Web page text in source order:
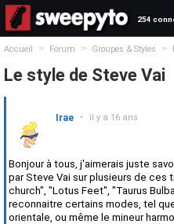
254
Accueil > Forum > Groupes & Styles >
Le style de Steve Vai
Irae • il y a 16 ans
Bonjour à tous, j'aimerais juste
par Steve Vai sur plusieurs de ces
church", "Lotus Feet", "Taurus
reconnaitre certains modes, tel
orientale, ou même le mineur